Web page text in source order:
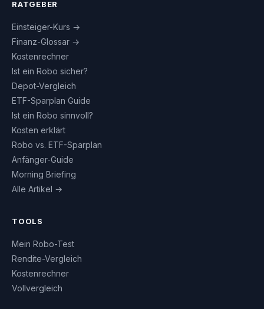
RATGEBER
Einsteiger-Kurs →
Finanz-Glossar →
Kostenrechner
Ist ein Robo sicher?
Depot-Vergleich
ETF-Sparplan Guide
Ist ein Robo sinnvoll?
Kosten erklärt
Robo vs. ETF-Sparplan
Anfänger-Guide
Morning Briefing
Alle Artikel →
TOOLS
Mein Robo-Test
Rendite-Vergleich
Kostenrechner
Vollvergleich